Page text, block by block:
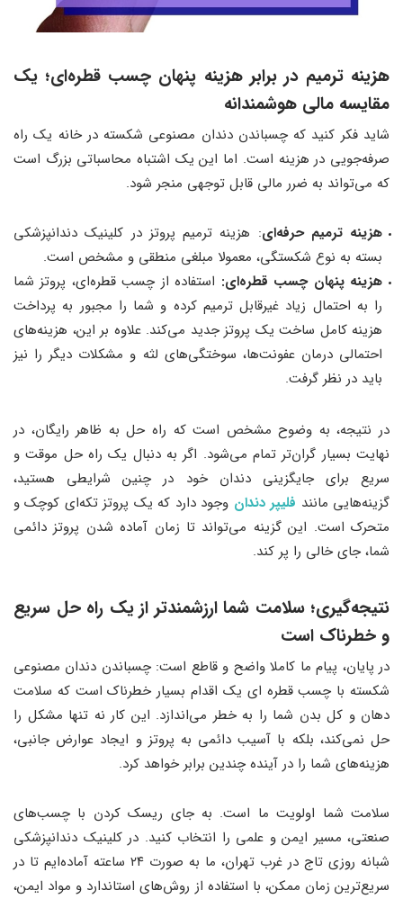
هزینه ترمیم در برابر هزینه پنهان چسب قطره‌ای؛ یک
مقایسه مالی هوشمندانه
شاید فکر کنید که چسباندن دندان مصنوعی شکسته در خانه یک راه
صرفه‌جویی در هزینه است. اما این یک اشتباه محاسباتی بزرگ است
که می‌تواند به ضرر مالی قابل توجهی منجر شود.
هزینه ترمیم حرفه‌ای: هزینه ترمیم پروتز در کلینیک دندانپزشکی
بسته به نوع شکستگی، معمولا مبلغی منطقی و مشخص است.
هزینه پنهان چسب قطره‌ای: استفاده از چسب قطره‌ای، پروتز شما
را به احتمال زیاد غیرقابل ترمیم کرده و شما را مجبور به پرداخت
هزینه کامل ساخت یک پروتز جدید می‌کند. علاوه بر این، هزینه‌های
احتمالی درمان عفونت‌ها، سوختگی‌های لثه و مشکلات دیگر را نیز
باید در نظر گرفت.
در نتیجه، به وضوح مشخص است که راه حل به ظاهر رایگان، در
نهایت بسیار گران‌تر تمام می‌شود. اگر به دنبال یک راه حل موقت و
سریع برای جایگزینی دندان خود در چنین شرایطی هستید،
گزینه‌هایی مانند فلیپر دندان وجود دارد که یک پروتز تکه‌ای کوچک و
متحرک است. این گزینه می‌تواند تا زمان آماده شدن پروتز دائمی
شما، جای خالی را پر کند.
نتیجه‌گیری؛ سلامت شما ارزشمندتر از یک راه حل سریع
و خطرناک است
در پایان، پیام ما کاملا واضح و قاطع است: چسباندن دندان مصنوعی
شکسته با چسب قطره ای یک اقدام بسیار خطرناک است که سلامت
دهان و کل بدن شما را به خطر می‌اندازد. این کار نه تنها مشکل را
حل نمی‌کند، بلکه با آسیب دائمی به پروتز و ایجاد عوارض جانبی،
هزینه‌های شما را در آینده چندین برابر خواهد کرد.
سلامت شما اولویت ما است. به جای ریسک کردن با چسب‌های
صنعتی، مسیر ایمن و علمی را انتخاب کنید. در کلینیک دندانپزشکی
شبانه روزی تاج در غرب تهران، ما به صورت ۲۴ ساعته آماده‌ایم تا در
سریع‌ترین زمان ممکن، با استفاده از روش‌های استاندارد و مواد ایمن،